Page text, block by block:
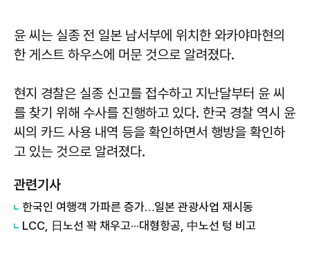
윤 씨는 실종 전 일본 남서부에 위치한 와카야마현의
한 게스트 하우스에 머문 것으로 알려졌다.
현지 경찰은 실종 신고를 접수하고 지난달부터 윤 씨
를 찾기 위해 수사를 진행하고 있다. 한국 경찰 역시 윤
씨의 카드 사용 내역 등을 확인하면서 행방을 확인하
고 있는 것으로 알려졌다.
관련기사
한국인 여행객 가파른 증가…일본 관광사업 재시동
LCC, 日노선 꽉 채우고···대형항공, 中노선 텅 비고